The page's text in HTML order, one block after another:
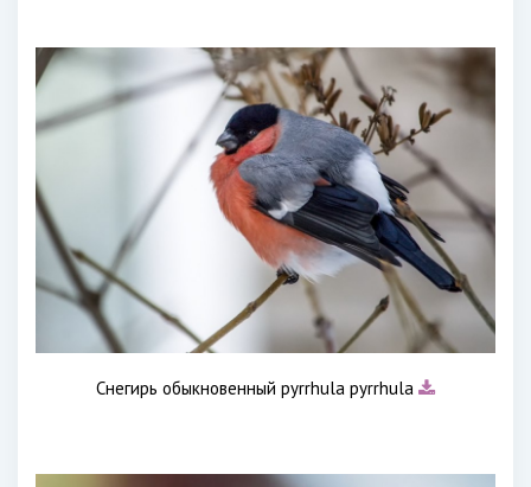
Снегирь обыкновенный pyrrhula pyrrhula